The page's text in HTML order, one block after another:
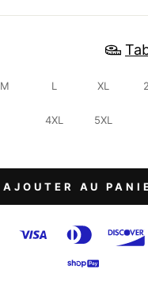
M L XL
4XL 5XL
AJOUTER AU